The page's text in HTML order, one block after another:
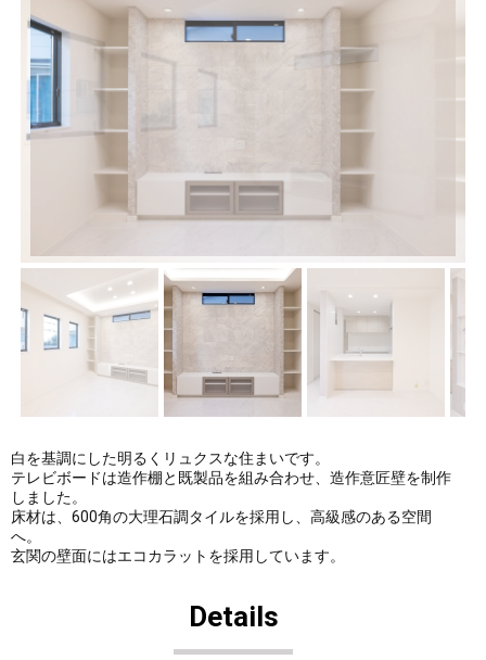
ラリー
件ギャ
ラリー
にUPし
ました
6
2025
事例を8
ラリー
にUPし
ました
26
事例を9
にUPし
た。
白を基調にした明るくリュクスな住まいです。
テレビボードは造作棚と既製品を組み合わせ、造作意匠壁を制作
しました。
床材は、600角の大理石調タイルを採用し、高級感のある空間
へ。
玄関の壁面にはエコカラットを採用しています。
Details